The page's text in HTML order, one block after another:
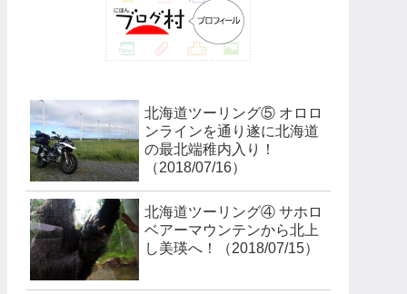
北海道ツーリング⑤ オロロ
ンラインを通り遂に北海道
の最北端稚内入り！
（2018/07/16）
北海道ツーリング④ サホロ
ベアーマウンテンから北上
し美瑛へ！（2018/07/15）